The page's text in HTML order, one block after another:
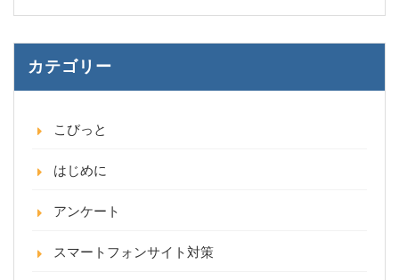
カテゴリー
こびっと
はじめに
アンケート
スマートフォンサイト対策